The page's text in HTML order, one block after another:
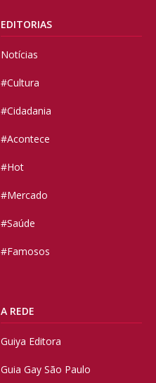
EDITORIAS
Notícias
#Cultura
#Cidadania
#Acontece
#Hot
#Mercado
#Saúde
#Famosos
A REDE
Guiya Editora
Guia Gay São Paulo